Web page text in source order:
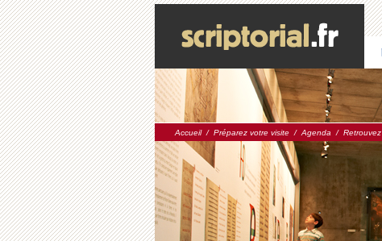
Accueil/ Préparez votre visite / Agenda /